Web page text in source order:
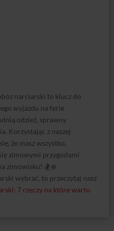
narciarski to klucz do
wyjazdu na ferie
odzież, sprawny
Korzystając z naszej
że masz wszystko,
zimowymi przygodami
zimowisku! 🏂❄️
wybrać, to przeczytaj nasz
7 rzeczy na które warto